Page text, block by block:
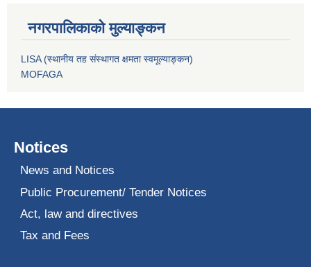
नगरपालिकाको मुल्याङ्कन
LISA (स्थानीय तह संस्थागत क्षमता स्वमूल्याङ्कन)
MOFAGA
Notices
News and Notices
Public Procurement/ Tender Notices
Act, law and directives
Tax and Fees